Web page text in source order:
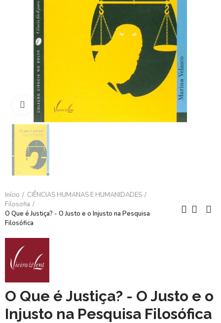
Clique para ampliar
Início
CIÊNCIAS HUMANAS E HUMANIDADES
Filosofia
O Que é Justiça? - O Justo e o Injusto na Pesquisa
Filosófica
O Que é Justiça? - O Justo e o
Injusto na Pesquisa Filosófica